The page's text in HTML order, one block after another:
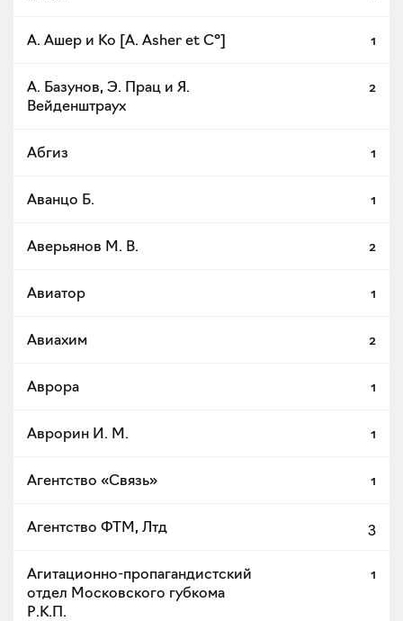
А. Ашер и Ко [A. Asher et C°] 1
А. Базунов, Э. Прац и Я.
Вейденштраух
2
Абгиз 1
Аванцо Б. 1
Аверьянов М. В. 2
Авиатор 1
Авиахим 2
Аврора 1
Аврорин И. М. 1
Агентство «Связь» 1
Агентство ФТМ, Лтд 3
Агитационно-пропагандистский
отдел Московского губкома
Р.К.П.
1